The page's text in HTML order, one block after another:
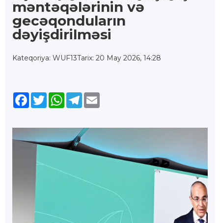
məntəqələrinin və
gecəqonduların
dəyişdirilməsi
Kateqoriya: WUF13Tarix: 20 May 2026, 14:28
Facebook
TwitterWhatsApp
Telegram